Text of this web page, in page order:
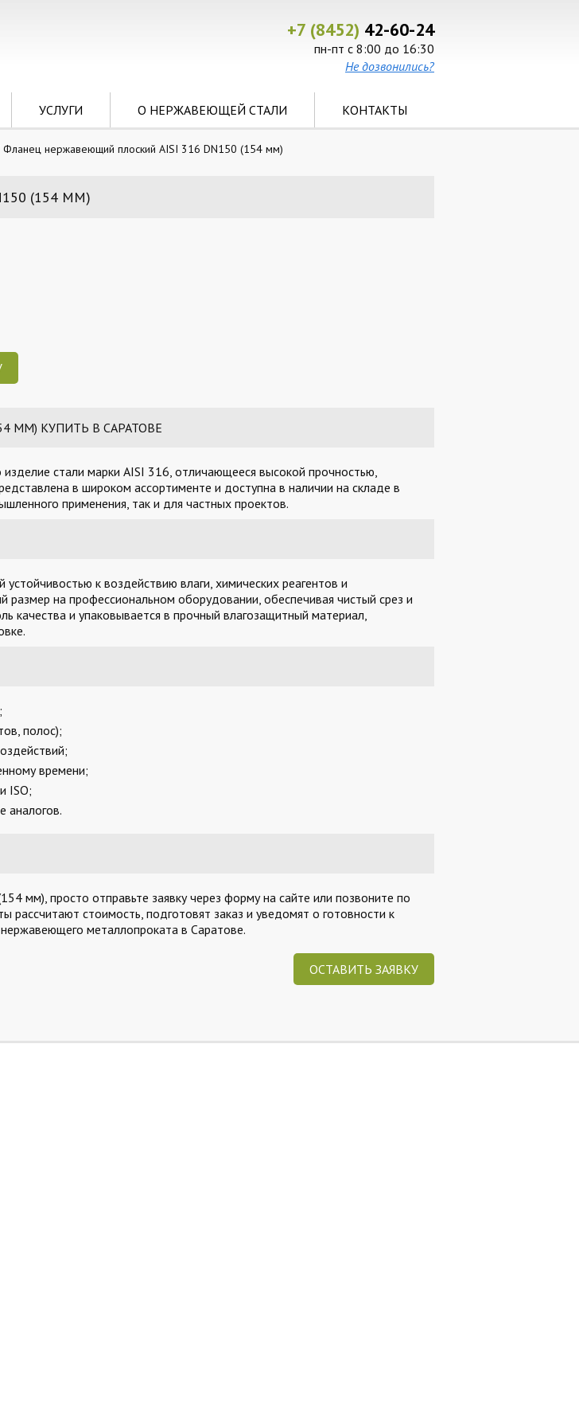
+7 (8452) 42-60-24
пн-пт с 8:00 до 16:30
Не дозвонились?
УСЛУГИ О НЕРЖАВЕЮЩЕЙ СТАЛИ КОНТАКТЫ
Фланец нержавеющий плоский AISI 316 DN150 (154 мм)
(154 ММ)
ММ) КУПИТЬ В САРАТОВЕ
стали марки AISI 316, отличающееся высокой прочностью,
в широком ассортименте и доступна в наличии на складе в
применения, так и для частных проектов.
к воздействию влаги, химических реагентов и
на профессиональном оборудовании, обеспечивая чистый срез и
качества и упаковывается в прочный влагозащитный материал,
полос);
времени;
ISO;
аналогов.
мм), просто отправьте заявку через форму на сайте или позвоните по
рассчитают стоимость, подготовят заказ и уведомят о готовности к
металлопроката в Саратове.
ОСТАВИТЬ ЗАЯВКУ